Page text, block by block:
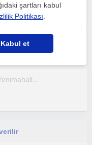
şartları kabul
Politikası
Kabul et